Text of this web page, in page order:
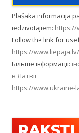
Plašāka informācija
iedzīvotājiem: https://
Follow the link for
https://
Більше інформації:
в Латвії
https://www.ukraine-